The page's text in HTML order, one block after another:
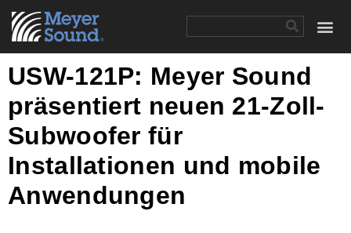
USW-121P: Meyer Sound
präsentiert neuen 21-Zoll-
Subwoofer für
Installationen und mobile
Anwendungen